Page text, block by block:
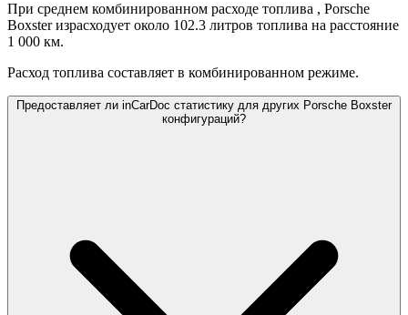
При среднем комбинированном расходе топлива , Porsche
Boxster израсходует около 102.3 литров топлива на расстояние
1 000 км.
Расход топлива составляет в комбинированном режиме.
Предоставляет ли inCarDoc статистику для других Porsche Boxster
конфигураций?